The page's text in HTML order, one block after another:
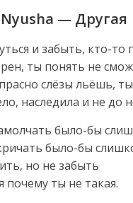
Nyusha — Другая
и забыть, кто-
ты понять не
слёзы льёшь,
наследила и не до
было-бы
было-бы
но не забыть
почему ты не такая.